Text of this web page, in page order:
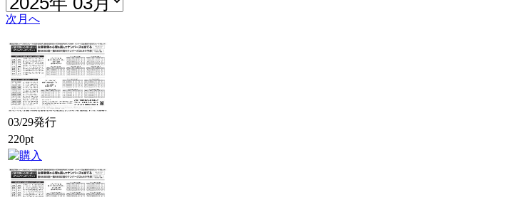
次月へ
03/29発行
220pt